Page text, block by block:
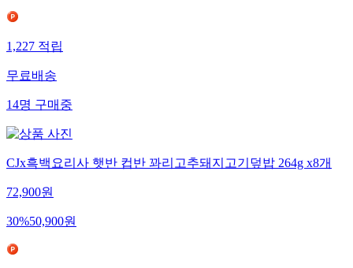
1,227적립
무료배송
14명구매중
CJx흑백요리사 햇반 컵반 꽈리고추돼지고기덮밥 264g x8개
72,900원
30%50,900원